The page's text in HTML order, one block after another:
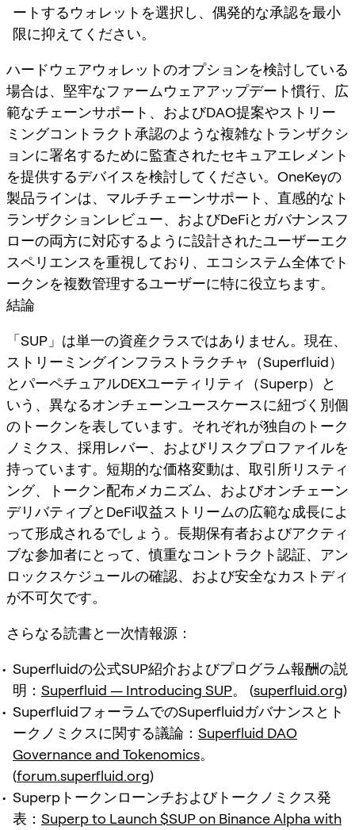
ートするウォレットを選択し、偶発的な承認を最小
限に抑えてください。
ハードウェアウォレットのオプションを検討している
場合は、堅牢なファームウェアアップデート慣行、広
範なチェーンサポート、およびDAO提案やストリー
ミングコントラクト承認のような複雑なトランザクシ
ョンに署名するために監査されたセキュアエレメント
を提供するデバイスを検討してください。OneKeyの
製品ラインは、マルチチェーンサポート、直感的なト
ランザクションレビュー、およびDeFiとガバナンスフ
ローの両方に対応するように設計されたユーザーエク
スペリエンスを重視しており、エコシステム全体でト
ークンを複数管理するユーザーに特に役立ちます。
結論
「SUP」は単一の資産クラスではありません。現在、
ストリーミングインフラストラクチャ（Superfluid）
とパーペチュアルDEXユーティリティ（Superp）と
いう、異なるオンチェーンユースケースに紐づく別個
のトークンを表しています。それぞれが独自のトーク
ノミクス、採用レバー、およびリスクプロファイルを
持っています。短期的な価格変動は、取引所リスティ
ング、トークン配布メカニズム、およびオンチェーン
デリバティブとDeFi収益ストリームの広範な成長によ
って形成されるでしょう。長期保有者およびアクティ
ブな参加者にとって、慎重なコントラクト認証、アン
ロックスケジュールの確認、および安全なカストディ
が不可欠です。
さらなる読書と一次情報源：
Superfluidの公式SUP紹介およびプログラム報酬の説
明： Superfluid — Introducing SUP。 (superfluid.org)
SuperfluidフォーラムでのSuperfluidガバナンスとト
ークノミクスに関する議論： Superfluid DAO
Governance and Tokenomics。
(forum.superfluid.org)
Superpトークンローンチおよびトークノミクス発
表： Superp to Launch $SUP on Binance Alpha with